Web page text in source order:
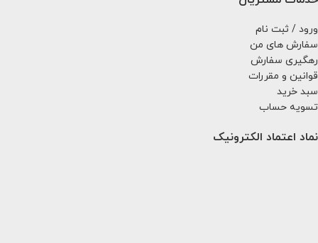
ورود / ثبت نام
سفارش های من
رهگیری سفارش
قوانین و مقررات
سبد خرید
تسویه حساب
نماد اعتماد الکترونیک